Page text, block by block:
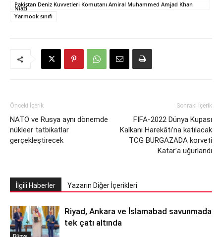
Pakistan Deniz Kuvvetleri Komutanı Amiral Muhammed Amjad Khan
Niazi
Yarmook sınıfı
Önceki İçerik
NATO ve Rusya aynı dönemde
nükleer tatbikatlar
gerçekleştirecek
Sonraki İçerik
FIFA-2022 Dünya Kupası
Kalkanı Harekâtı’na katılacak
TCG BURGAZADA korveti
Katar’a uğurlandı
İlgili Haberler Yazarın Diğer İçerikleri
Dünya
Riyad, Ankara ve İslamabad savunmada
tek çatı altında